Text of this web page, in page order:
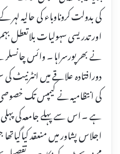
کی بدولت کروناوباء کی حالیہ
اور تدریسی سہولیات بلاتعطل
نے بھرپورسراہا ۔ وائس چانسلر
دورافتادہ علاقے میں انٹرنیٹ
کی انتظامیہ نے کیمپس تک
ہے ۔ اس سے پہلے جامعہ کی پہلی
اجلاس پشاور میں منعقد